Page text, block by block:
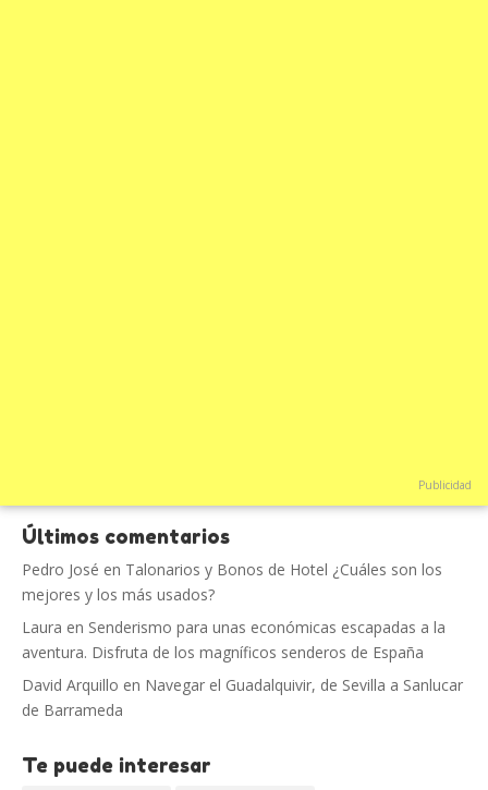
Publicidad
Últimos comentarios
Pedro José en Talonarios y Bonos de Hotel ¿Cuáles son los
mejores y los más usados?
Laura en Senderismo para unas económicas escapadas a la
aventura. Disfruta de los magníficos senderos de España
David Arquillo en Navegar el Guadalquivir, de Sevilla a Sanlucar
de Barrameda
Te puede interesar